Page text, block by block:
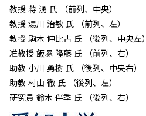
教授 蒋 湧 氏 （前列、中央）
教授 湯川 治敏 氏 （前列、左）
教授 駒木 伸比古 氏 （後列、中央左）
准教授 飯塚 隆藤 氏 （前列、右）
助教 小川 勇樹 氏 （後列、中央右）
助教 村山 徹 氏 （後列、左）
研究員 鈴木 伴季 氏 （後列、右）